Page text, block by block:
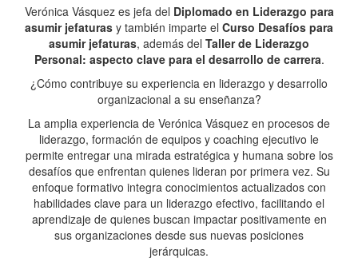
Verónica Vásquez es jefa del Diplomado en Liderazgo para
asumir jefaturas y también imparte el Curso Desafíos para
asumir jefaturas, además del Taller de Liderazgo
Personal: aspecto clave para el desarrollo de carrera.
¿Cómo contribuye su experiencia en liderazgo y desarrollo
organizacional a su enseñanza?
La amplia experiencia de Verónica Vásquez en procesos de
liderazgo, formación de equipos y coaching ejecutivo le
permite entregar una mirada estratégica y humana sobre los
desafíos que enfrentan quienes lideran por primera vez. Su
enfoque formativo integra conocimientos actualizados con
habilidades clave para un liderazgo efectivo, facilitando el
aprendizaje de quienes buscan impactar positivamente en
sus organizaciones desde sus nuevas posiciones
jerárquicas.